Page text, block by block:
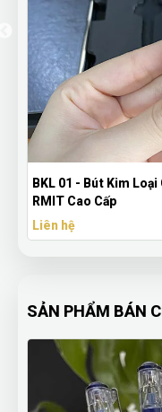
BKL 01 - Bút Kim Loại Cài Bạc - Bút Kim Loại Khắc Logo
RMIT Cao Cấp
Liên hệ
SẢN PHẨM BÁN